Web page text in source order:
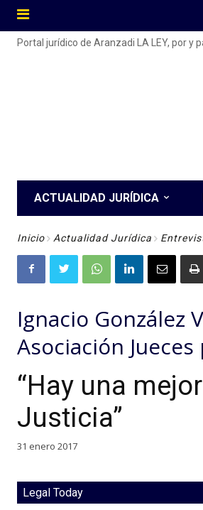
Portal jurídico de Aranzadi LA LEY, por y
ACTUALIDAD JURÍDICA
Inicio Actualidad Jurídica
Ignacio González
Asociación
“Hay una
Justicia”
31 enero 2017
Legal Today